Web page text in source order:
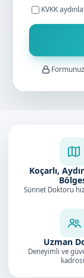
KVKK
Koçarlı,
Sünnet Doktoru
Uzman
Deneyimli ve